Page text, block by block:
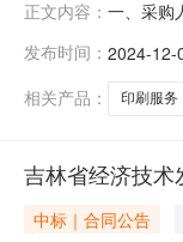
正文内容： 一、采购
的基本概
发布时间： 2024-12-
相关产品：
印刷服务
吉林省经济技
中标｜合同公告